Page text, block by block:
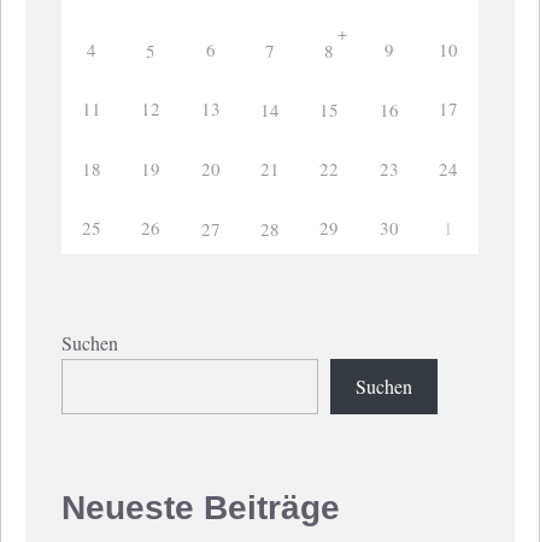
4 5 6 7 8
+
9 10
11 12 13 14 15 16 17
18 19 20 21 22 23 24
25 26 27 28 29 30 1
Suchen
Suchen
Neueste Beiträge